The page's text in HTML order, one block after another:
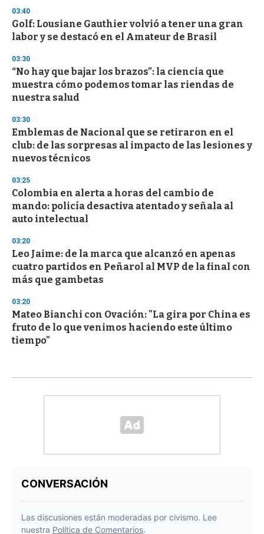
s
03:40
Golf: Lousiane Gauthier volvió a tener una gran
labor y se destacó en el Amateur de Brasil
03:30
“No hay que bajar los brazos”: la ciencia que
muestra cómo podemos tomar las riendas de
nuestra salud
03:30
Emblemas de Nacional que se retiraron en el
club: de las sorpresas al impacto de las lesiones y
nuevos técnicos
03:25
Colombia en alerta a horas del cambio de
mando: policía desactiva atentado y señala al
auto intelectual
03:20
Leo Jaime: de la marca que alcanzó en apenas
cuatro partidos en Peñarol al MVP de la final con
más que gambetas
03:20
Mateo Bianchi con Ovación: "La gira por China es
fruto de lo que venimos haciendo este último
tiempo"